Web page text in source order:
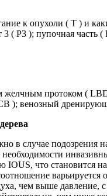
к опухоли ( T ) и
3 ( P3 ); пупочная
желчным протоком (
); венозный
в случае
что становится
чем выше давление,